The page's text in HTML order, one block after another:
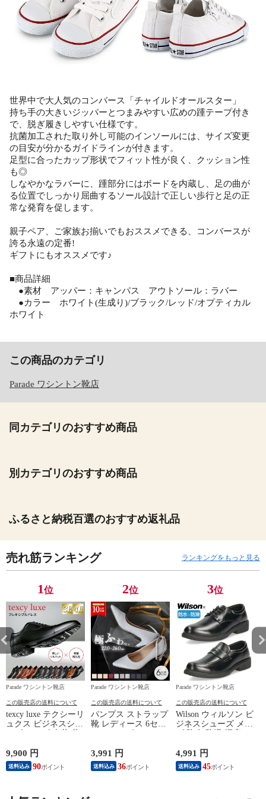
世界中で大人気のコンバース「チャイルドオールスター」
持ち手の大きいジッパーとつまみやすい広めの踵テープ付き
で、脱ぎ履きしやすい仕様です。
抗菌加工された取り外し可能のインソールには、サイズ変更
の目安が分かるガイドラインが付きます。
足型に合ったカップ形状でフィット性が良く、クッション性
も◎
しなやかなラバーに、踵部分にはボードを内蔵し、足の曲が
る位置でしっかり屈曲するソール設計で正しい歩行と足の正
常な発育を促します。
親子ペア、ご家族お揃いでもおススメできる、コンバースが
誇る永遠の定番!
ギフトにもオススメです♪
■商品詳細
●素材 アッパー：キャンパス アウトソール：ラバー
●カラー ホワイト(生成り)/ブラック/レッド/オプティカル
ホワイト
この商品のカテゴリ
Parade ワシントン靴店
同カテゴリのおすすめ商品
別カテゴリのおすすめ商品
ふるさと納税百選のおすすめ返礼品
売れ筋ランキング ランキングをもっと見る
1位
Parade ワシントン靴店
この販売店の送料について
texcy luxe テクシーリ
ュクス ビジネスシュ
フレキシブルドレス
27.5cm TU7796（4E/
ブラック）
9,900 円
送料込み 90
2位
Parade ワシントン靴店
この販売店の送料について
パンプス ストラップ
靴 レディース 6セン
っ Parade 23.5cm ラ
イトグレーレース
3,991 円
送料込み 36
3位
Parade ワシントン靴店
この販売店の送料について
Wilson ウィルソン ビ
ジネスシューズ メン
8102（ローファー）
4,991 円
送料込み 45